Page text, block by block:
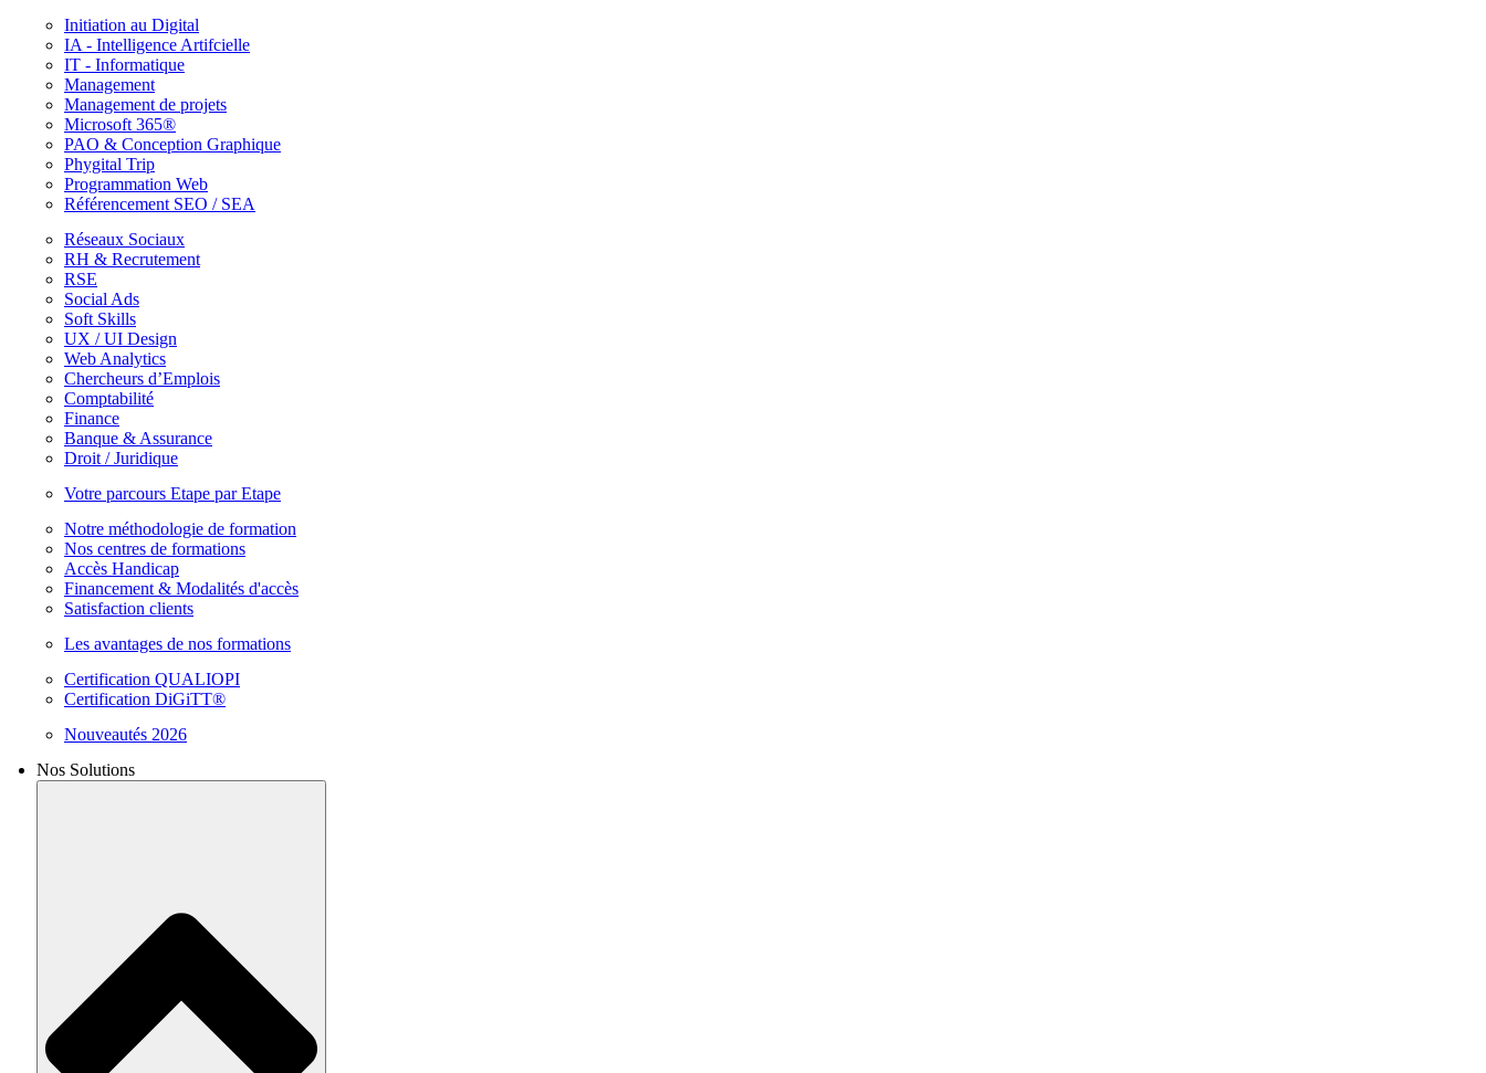
Initiation au Digital
IA - Intelligence Artifcielle
IT - Informatique
Management
Management de projets
Microsoft 365®
PAO & Conception Graphique
Phygital Trip
Programmation Web
Référencement SEO / SEA
Réseaux Sociaux
RH & Recrutement
RSE
Social Ads
Soft Skills
UX / UI Design
Web Analytics
Chercheurs d’Emplois
Comptabilité
Finance
Banque & Assurance
Droit / Juridique
Votre parcours Etape par Etape
Notre méthodologie de formation
Nos centres de formations
Accès Handicap
Financement & Modalités d'accès
Satisfaction clients
Les avantages de nos formations
Certification QUALIOPI
Certification DiGiTT®
Nouveautés 2026
Nos Solutions